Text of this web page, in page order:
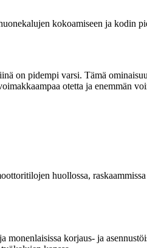
kokoamiseen ja kodin
on pidempi varsi. Tämä
otetta ja enemmän
huollossa,
monenlaisissa korjaus- ja